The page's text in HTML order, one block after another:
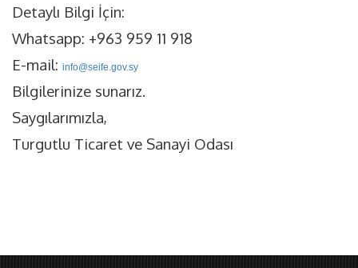
Detaylı Bilgi İçin:
Whatsapp: +963 959 11 918
E-mail: info@seife.gov.sy
Bilgilerinize sunarız.
Saygılarımızla,
Turgutlu Ticaret ve Sanayi Odası